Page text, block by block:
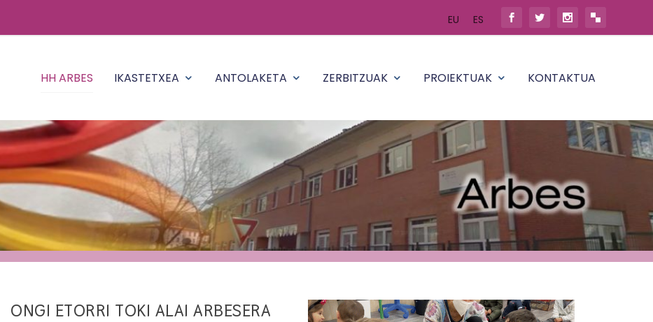
EU ES
HH ARBES IKASTETXEA ANTOLAKETA ZERBITZUAK PROIEKTUAK KONTAKTUA
ONGI ETORRI TOKI ALAI ARBESERA